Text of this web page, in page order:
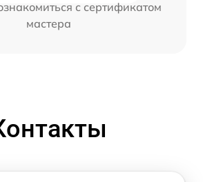
с сертификатом
мастера